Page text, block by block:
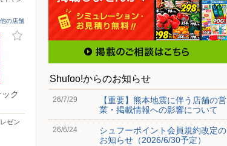
の店舗
ク
ゼン
Shufoo!からのお知らせ
26/7/29
【重要】熊本地震に伴う店舗の営
業・掲載情報への影響について
26/6/24
シュフーポイント会員規約改定の
お知らせ（2026/6/30予定）